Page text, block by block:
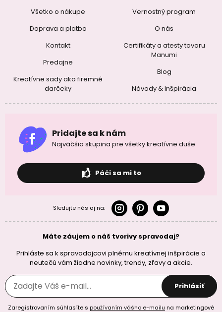
Všetko o nákupe
Doprava a platba
Kontakt
Predajne
Kreatívne sady ako firemné
darčeky
Vernostný program
O nás
Certifikáty a atesty tovaru
Manumi
Blog
Návody & Inšpirácia
Pridajte sa k nám
Najväčšia skupina pre všetky kreatívne duše
Páči sa mi to
Sledujte nás aj na:
Máte záujem o náš tvorivy spravodaj?
Prihláste sa k spravodajcovi plnému kreatívnej inšpirácie a
neutečú vám žiadne novinky, trendy, zľavy a akcie.
Prihlásiť
Zaregistrovaním súhlasíte s používaním vášho e-mailu na marketingové